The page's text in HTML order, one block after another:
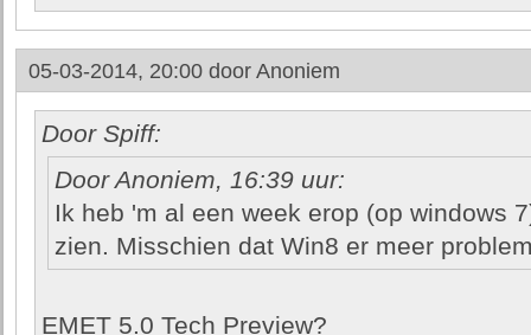
05-03-2014, 20:00 door Anoniem
Door Spiff:
Door Anoniem, 16:39 uur:
Ik heb 'm al een week erop (op windows
zien. Misschien dat Win8 er meer
EMET 5.0 Tech Preview?